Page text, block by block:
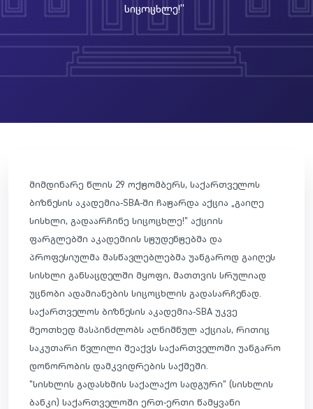
Სიცოცხლე!”
მიმდინარე წლის 29 ოქტომბერს, საქართველოს
ბიზნესის აკადემია-SBA-ში ჩატარდა აქცია „გაიღე
სისხლი, გადაარჩინე სიცოცხლე!” აქციის
ფარგლებში აკადემიის სტუდენტებმა და
პროფესიულმა მასწავლებლებმა უანგაროდ გაიღეს
სისხლი განსაცდელში მყოფი, მათთვის სრულიად
უცნობი ადამიანების სიცოცხლის გადასარჩენად.
საქართველოს ბიზნესის აკადემია-SBA უკვე
მეოთხედ მასპინძლობს აღნიშნულ აქციას, რითიც
საკუთარი წვლილი შეაქვს საქართველოში უანგარო
დონორობის დამკვიდრების საქმეში.
“სისხლის გადასხმის საქალაქო სადგური” (სისხლის
ბანკი) საქართველოში ერთ-ერთი წამყვანი